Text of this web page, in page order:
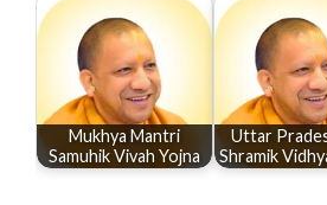
Mukhya Mantri
Samuhik Vivah Yojna
Uttar
Shramik